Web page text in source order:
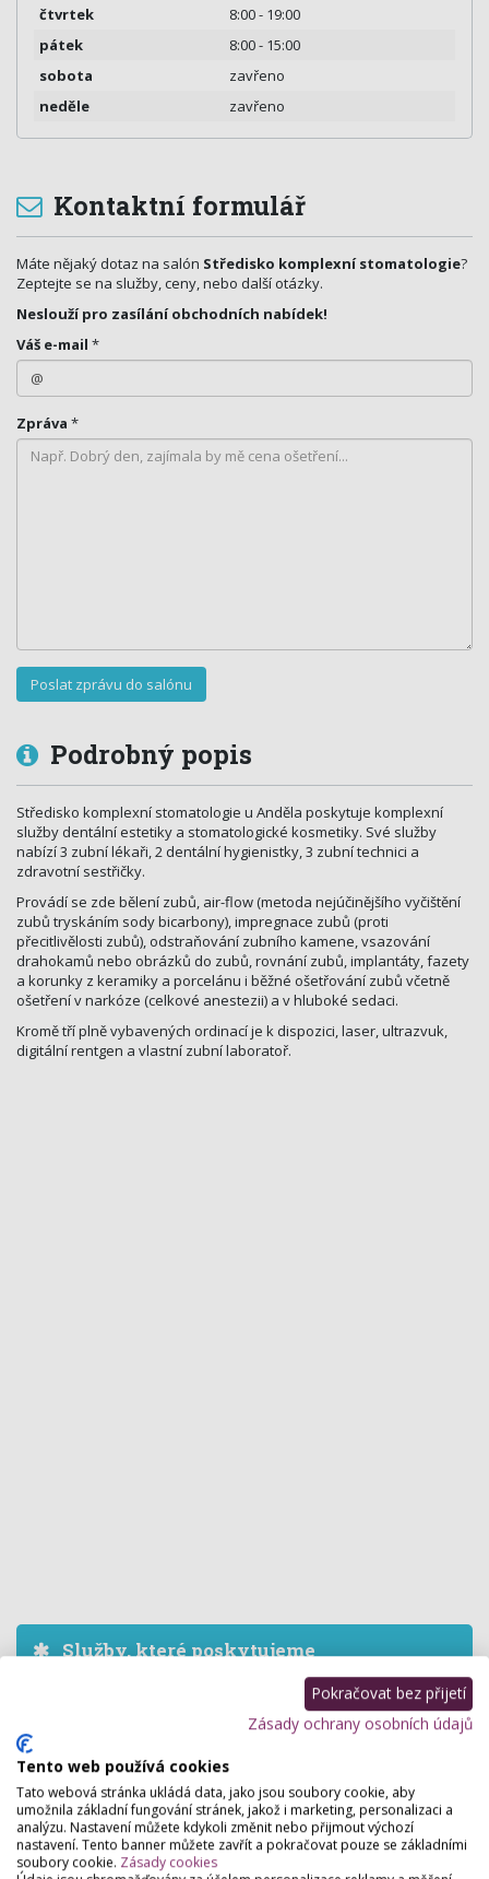
čtvrtek
8:00 - 19:00
pátek
8:00 - 15:00
sobota
zavřeno
neděle
zavřeno
Kontaktní formulář
Máte nějaký dotaz na salón Středisko komplexní stomatologie?
Zeptejte se na služby, ceny, nebo další otázky.
Neslouží pro zasílání obchodních nabídek!
Váš e-mail *
Zpráva *
Podrobný popis
Středisko komplexní stomatologie u Anděla poskytuje komplexní
služby dentální estetiky a stomatologické kosmetiky. Své služby
nabízí 3 zubní lékaři, 2 dentální hygienistky, 3 zubní technici a
zdravotní sestřičky.
Provádí se zde bělení zubů, air-flow (metoda nejúčinějšího vyčištění
zubů tryskáním sody bicarbony), impregnace zubů (proti
přecitlivělosti zubů), odstraňování zubního kamene, vsazování
drahokamů nebo obrázků do zubů, rovnání zubů, implantáty, fazety
a korunky z keramiky a porcelánu i běžné ošetřování zubů včetně
ošetření v narkóze (celkové anestezii) a v hluboké sedaci.
Kromě tří plně vybavených ordinací je k dispozici, laser, ultrazvuk,
digitální rentgen a vlastní zubní laboratoř.
Služby, které poskytujeme
Dentální hygiena,Zubní kosmetika,
Endodoncie,Keramické fazety
Hodnocení salónu
Pokračovat bez přijetí
Zásady ochrany osobních údajů
Tento web používá cookies
Tato webová stránka ukládá data, jako jsou soubory cookie, aby
umožnila základní fungování stránek, jakož i marketing, personalizaci a
analýzu. Nastavení můžete kdykoli změnit nebo přijmout výchozí
nastavení. Tento banner můžete zavřít a pokračovat pouze se základními
soubory cookie. Zásady cookies